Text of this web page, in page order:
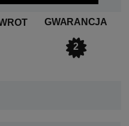
GWARANCJA
2